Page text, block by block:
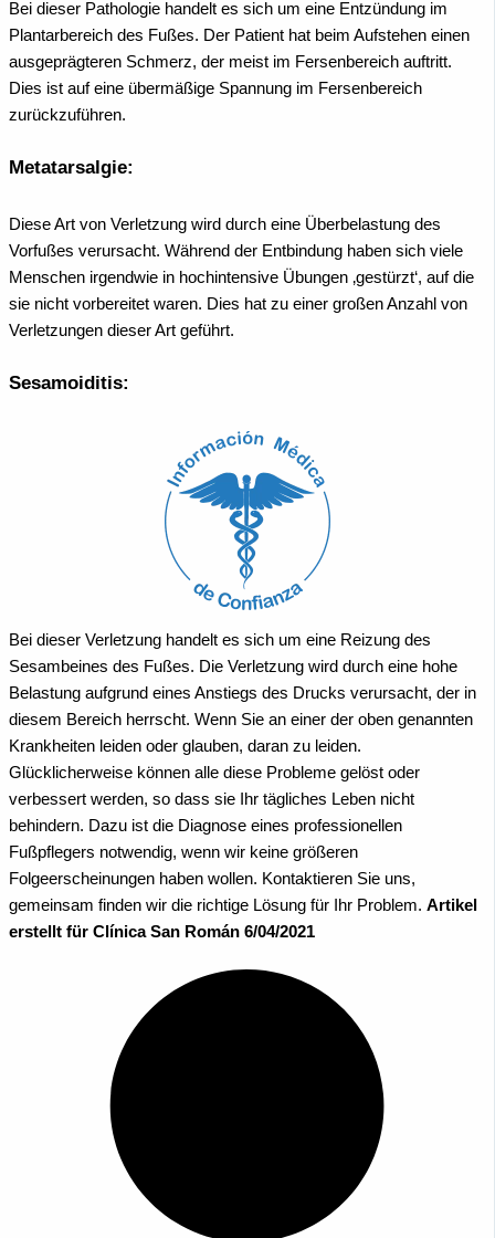
Bei dieser Pathologie handelt es sich um eine Entzündung im
Plantarbereich des Fußes. Der Patient hat beim Aufstehen einen
ausgeprägteren Schmerz, der meist im Fersenbereich auftritt.
Dies ist auf eine übermäßige Spannung im Fersenbereich
zurückzuführen.
Metatarsalgie:
Diese Art von Verletzung wird durch eine Überbelastung des
Vorfußes verursacht. Während der Entbindung haben sich viele
Menschen irgendwie in hochintensive Übungen ‚gestürzt‘, auf die
sie nicht vorbereitet waren. Dies hat zu einer großen Anzahl von
Verletzungen dieser Art geführt.
Sesamoiditis:
Bei dieser Verletzung handelt es sich um eine Reizung des
Sesambeines des Fußes. Die Verletzung wird durch eine hohe
Belastung aufgrund eines Anstiegs des Drucks verursacht, der in
diesem Bereich herrscht. Wenn Sie an einer der oben genannten
Krankheiten leiden oder glauben, daran zu leiden.
Glücklicherweise können alle diese Probleme gelöst oder
verbessert werden, so dass sie Ihr tägliches Leben nicht
behindern. Dazu ist die Diagnose eines professionellen
Fußpflegers notwendig, wenn wir keine größeren
Folgeerscheinungen haben wollen. Kontaktieren Sie uns,
gemeinsam finden wir die richtige Lösung für Ihr Problem. Artikel
erstellt für Clínica San Román 6/04/2021